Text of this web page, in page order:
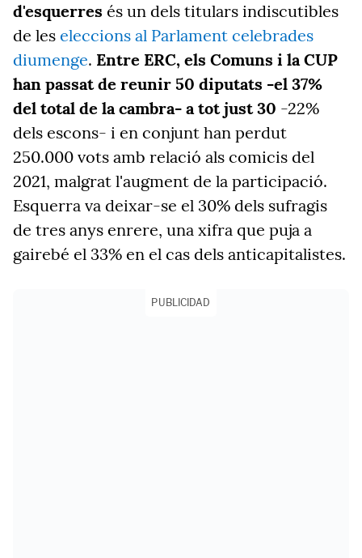
d'esquerres és un dels titulars indiscutibles
de les eleccions al Parlament celebrades
diumenge. Entre ERC, els Comuns i la CUP
han passat de reunir 50 diputats -el 37%
del total de la cambra- a tot just 30 -22%
dels escons- i en conjunt han perdut
250.000 vots amb relació als comicis del
2021, malgrat l'augment de la participació.
Esquerra va deixar-se el 30% dels sufragis
de tres anys enrere, una xifra que puja a
gairebé el 33% en el cas dels anticapitalistes.
PUBLICIDAD